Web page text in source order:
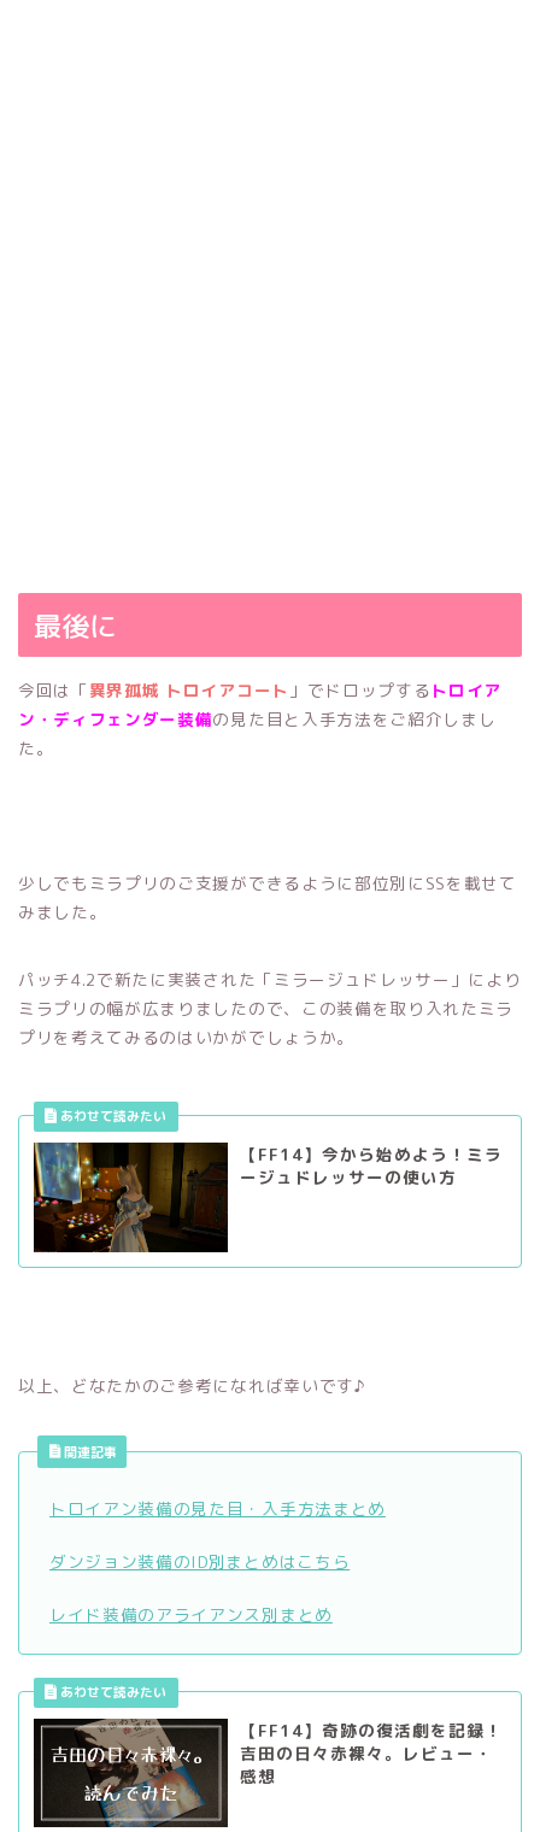
最後に
今回は「 異界孤城 トロイアコート 」でドロップする トロイア
ン・ディフェンダー装備の見た目と入手方法をご紹介しまし
た。
少しでもミラプリのご支援ができるように部位別にSSを載せて
みました。
パッチ4.2で新たに実装された「ミラージュドレッサー」により
ミラプリの幅が広まりましたので、この装備を取り入れたミラ
プリを考えてみるのはいかがでしょうか。
【FF14】今から始めよう！ミラ
ージュドレッサーの使い方
以上、どなたかのご参考になれば幸いです♪
関連記事
トロイアン装備の見た目・入手方法まとめ
ダンジョン装備のID別まとめはこちら
レイド装備のアライアンス別まとめ
【FF14】奇跡の復活劇を記録！
吉田の日々赤裸々。レビュー・
感想